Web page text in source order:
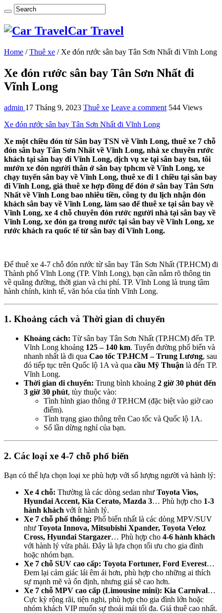
Car Travel
Home / Thuê xe / Xe đón rước sân bay Tân Sơn Nhất đi Vĩnh Long
Xe đón rước sân bay Tân Sơn Nhất đi
Vĩnh Long
admin 17 Tháng 9, 2023 Thuê xe Leave a comment 544 Views
Xe đón rước sân bay Tân Sơn Nhất đi Vĩnh Long
Xe một chiều đón từ Sân bay TSN về Vĩnh Long, thuê xe 7 chỗ
đón sân bay Tân Sơn Nhất về Vĩnh Long, nhà xe chuyên rước
khách tại sân bay đi Vĩnh Long, dịch vụ xe tại sân bay tsn, tôi
mướn xe đón người thân ở sân bay tphcm về Vĩnh Long, xe
chạy tuyến sân bay về Vĩnh Long, thuê xe đi 1 chiều tại sân bay
đi Vĩnh Long, giá thuê xe hợp đồng để đón ở sân bay Tân Sơn
Nhất về Vĩnh Long bao nhiêu tiền, công ty du lịch nhận đón
khách sân bay về Vĩnh Long, làm sao để thuê xe tại sân bay về
Vĩnh Long, xe 4 chỗ chuyên đón rước người nhà tại sân bay về
Vĩnh Long, xe đón ga trong nước tại sân bay về Vĩnh Long, xe
rước khách ra quốc tế từ sân bay đi Vĩnh Long.
Để thuê xe 4-7 chỗ đón rước từ sân bay Tân Sơn Nhất (TP.HCM) đi
Thành phố Vĩnh Long (TP. Vĩnh Long), bạn cần nắm rõ thông tin
về quãng đường, thời gian và chi phí. TP. Vĩnh Long là trung tâm
hành chính, kinh tế, văn hóa của tỉnh Vĩnh Long.
1. Khoảng cách và Thời gian di chuyển
Khoảng cách: Từ sân bay Tân Sơn Nhất (TP.HCM) đến TP.
Vĩnh Long khoảng 125 – 140 km. Tuyến đường phổ biến và
nhanh nhất là đi qua Cao tốc TP.HCM – Trung Lương, sau
đó tiếp tục trên Quốc lộ 1A và qua cầu Mỹ Thuận là đến TP.
Vĩnh Long.
Thời gian di chuyển: Trung bình khoảng 2 giờ 30 phút đến
3 giờ 30 phút, tùy thuộc vào:
Tình hình giao thông ở TP.HCM (đặc biệt vào giờ cao
điểm).
Tình trạng giao thông trên Cao tốc và Quốc lộ 1A.
Số lần dừng nghỉ của bạn.
2. Các loại xe 4-7 chỗ phổ biến
Bạn có thể lựa chọn loại xe phù hợp với số lượng người và hành lý:
Xe 4 chỗ: Thường là các dòng sedan như Toyota Vios,
Hyundai Accent, Kia Cerato, Mazda 3… Phù hợp cho 1-3
hành khách với ít hành lý.
Xe 7 chỗ phổ thông: Phổ biến nhất là các dòng MPV/SUV
như Toyota Innova, Mitsubishi Xpander, Toyota Veloz
Cross, Hyundai Stargazer… Phù hợp cho 4-6 hành khách
với hành lý vừa phải. Đây là lựa chọn tối ưu cho gia đình
hoặc nhóm bạn.
Xe 7 chỗ SUV cao cấp: Toyota Fortuner, Ford Everest…
Đem lại cảm giác lái êm ái hơn, phù hợp cho những ai thích
sự mạnh mẽ và ổn định, nhưng giá sẽ cao hơn.
Xe 7 chỗ MPV cao cấp (Limousine mini): Kia Carnival…
Cực kỳ rộng rãi, tiện nghi, phù hợp cho gia đình lớn hoặc
nhóm khách VIP muốn sự thoải mái tối đa. Giá thuê cao nhất.